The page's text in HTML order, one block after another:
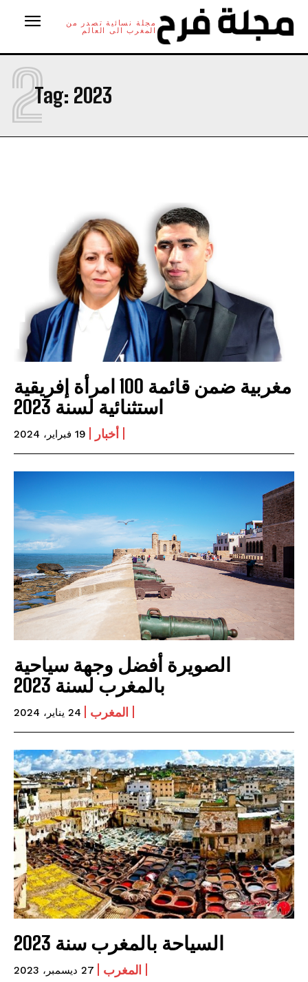
مجلة نسائية تصدر من
المغرب الى العالم
Tag: 2023
2
مغربية ضمن قائمة 100 امرأة إفريقية
استثنائية لسنة 2023
أخبار 19 فبراير، 2024
الصويرة أفضل وجهة سياحية
بالمغرب لسنة 2023
المغرب 24 يناير، 2024
السياحة بالمغرب سنة 2023
المغرب 27 ديسمبر، 2023